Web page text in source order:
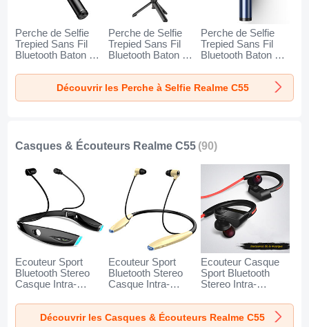
Perche de Selfie
Trepied Sans Fil
Bluetooth Baton de
Poche Universel
T34 pour Realme
C55 Or et Noir
Perche de Selfie
Trepied Sans Fil
Bluetooth Baton de
Poche Universel
T32 pour Realme
C55 Noir
Perche de Selfie
Trepied Sans Fil
Bluetooth Baton de
Poche Universel
T31 pour Realme
C55 Bleu
Découvrir les Perche à Selfie Realme C55
Casques & Écouteurs Realme C55 (90)
Ecouteur Sport
Bluetooth Stereo
Casque Intra-
Oreillette H52 pour
Realme C55 Noir
Ecouteur Sport
Bluetooth Stereo
Casque Intra-
Oreillette H51 pour
Realme C55 Or
Ecouteur Casque
Sport Bluetooth
Stereo Intra-
Oreillette H53 pour
Realme C55 Noir
Découvrir les Casques & Écouteurs Realme C55